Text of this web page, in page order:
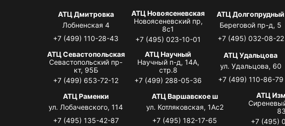
АТЦ Дмитровка
Лобненская 4
+7 (499) 110-28-43
АТЦ Новоясеневская
Новоясеневский пр,
8с1
+7 (495) 023-10-01
АТЦ Долгопрудный
Береговой пр-д, 5
+7 (495) 032-08-22
АТЦ Севастопольская
Севастопольский пр-
кт, 95Б
+7 (499) 653-72-12
АТЦ Научный
Научный п-д, 14А,
стр.8
+7 (499) 288-05-36
АТЦ Удальцова
ул. Удальцова, 60
+7 (499) 110-86-79
АТЦ Раменки
ул. Лобачевского, 114
+7 (495) 135-42-87
АТЦ Варшавское ш
ул. Котляковская, 1Ас2
+7 (495) 182-17-65
АТЦ
+7 (495)